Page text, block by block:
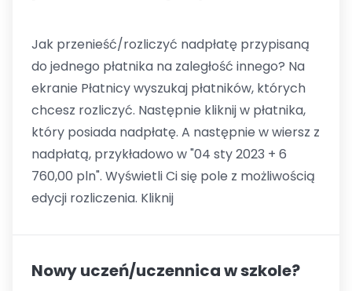
Jak przenieść/rozliczyć nadpłatę przypisaną
do jednego płatnika na zaległość innego? Na
ekranie Płatnicy wyszukaj płatników, których
chcesz rozliczyć. Następnie kliknij w płatnika,
który posiada nadpłatę. A następnie w wiersz z
nadpłatą, przykładowo w "04 sty 2023 + 6
760,00 pln". Wyświetli Ci się pole z możliwością
edycji rozliczenia. Kliknij
Nowy uczeń/uczennica w szkole?